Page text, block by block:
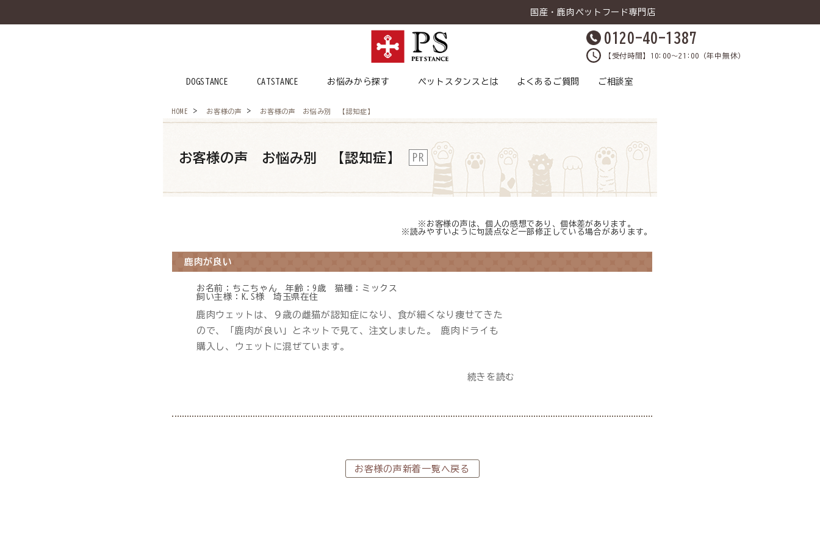
国産・鹿肉ペットフード専門店
0120-40-1387
【受付時間】10:00～21:00（年中無休）
DOGSTANCE CATSTANCE お悩みから探す ペットスタンスとは よくあるご質問 ご相談室
HOME お客様の声 お客様の声 お悩み別 【認知症】
お客様の声 お悩み別 【認知症】 PR
※お客様の声は、個人の感想であり、個体差があります。
※読みやすいように句読点など一部修正している場合があります。
鹿肉が良い
お名前： ちこちゃん 年齢：9歳 猫種： ミックス
飼い主様：
K.S様 埼玉県在住
鹿肉ウェットは、９歳の雌猫が認知症になり、食が細くなり痩せてきた
ので、「鹿肉が良い」とネットで見て、注文しました。 鹿肉ドライも
購入し、ウェットに混ぜています。
続きを読む
お客様の声新着一覧へ戻る